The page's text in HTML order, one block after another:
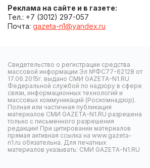
Реклама на сайте и в газете:
Тел.: +7 (3012) 297-057
Почта: gazeta-n1@yandex.ru
Свидетельство о регистрации средства
массовой информации Эл №ФС77-62128 от
17.06.2015г. выдано СМИ GAZETA-N1.RU
Федеральной службой по надзору в сфере
связи, информационных технологий и
массовых коммуникаций (Роскомнадзор).
Полная или частичная публикация
материалов СМИ GAZETA-N1.RU разрешена
только с письменного разрешения
редакции! При цитировании материалов
прямая активная ссылка на www.gazeta-
n1.ru обязательна. Для печатных
материалов указывать: СМИ GAZETA-N1.RU